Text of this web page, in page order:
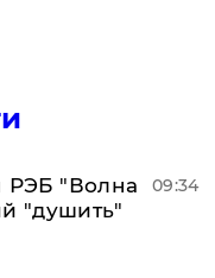
РЭБ "Волна
"душить"
09:34